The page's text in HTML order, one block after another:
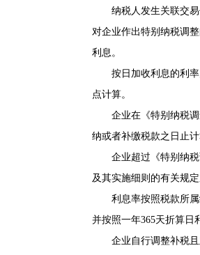
纳税人发生关联交易
对企业作出特别纳税调
利息。
按日加收利息的利率
点计算。
企业在《特别纳税调
纳或者补缴税款之日止计
企业超过《特别纳税
及其实施细则的有关规
利息率按照税款所属
并按照一年365天折算日
企业自行调整补税且